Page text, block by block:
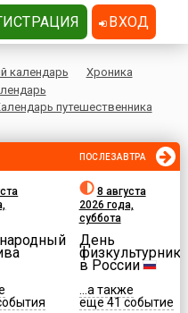
календарь
Хроника
путешественника
ПОСЛЕЗАВТРА
8 августа
2026 года,
суббота
День
физкультурника
в России
...а также
еще 41 событие
ВХОД